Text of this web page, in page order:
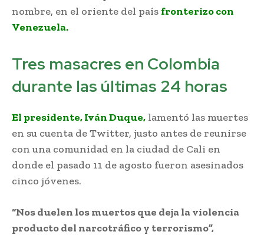
nombre, en el oriente del país fronterizo con
Venezuela.
Tres masacres en Colombia
durante las últimas 24 horas
El presidente, Iván Duque, lamentó las muertes
en su cuenta de Twitter, justo antes de reunirse
con una comunidad en la ciudad de Cali en
donde el pasado 11 de agosto fueron asesinados
cinco jóvenes.
“Nos duelen los muertos que deja la violencia
producto del narcotráfico y terrorismo”,